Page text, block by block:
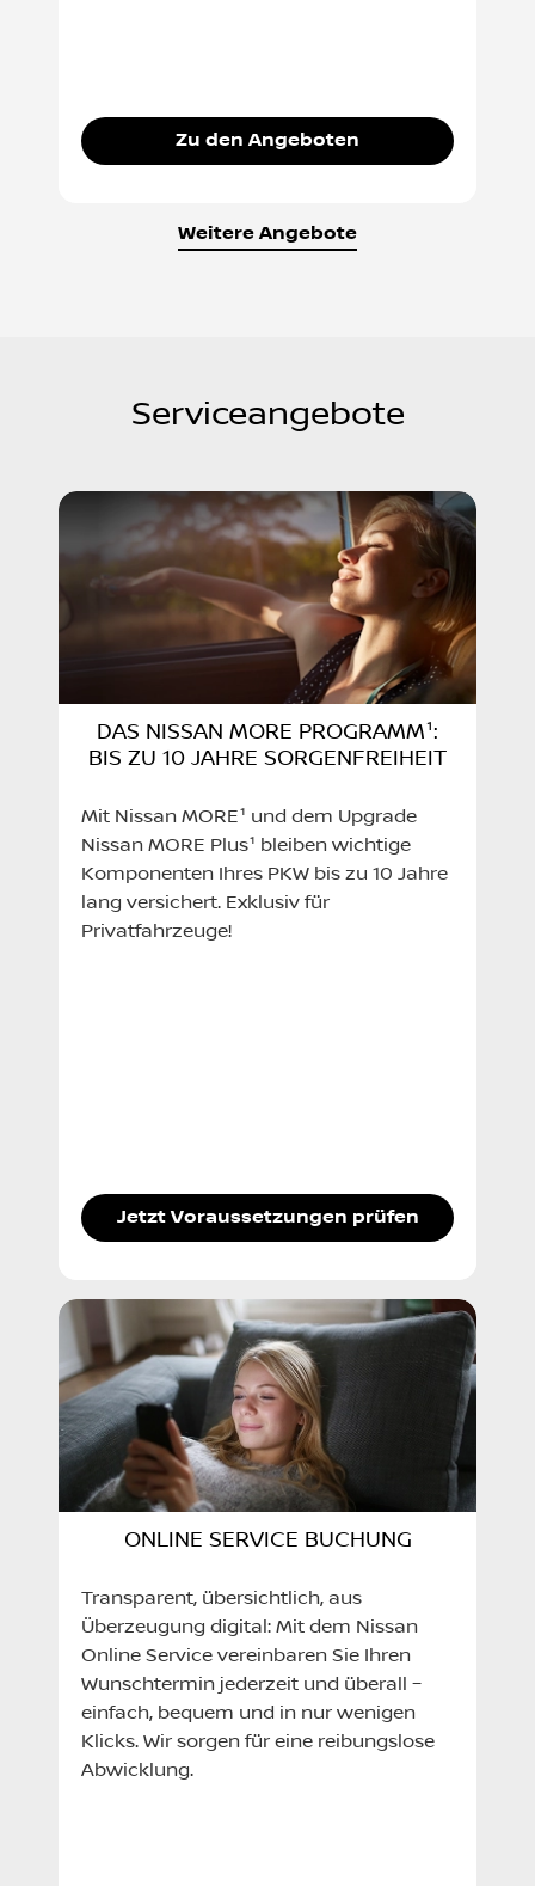
Zu den Angeboten
Weitere Angebote
Serviceangebote
DAS NISSAN MORE PROGRAMM¹:
BIS ZU 10 JAHRE SORGENFREIHEIT
Mit Nissan MORE¹ und dem Upgrade
Nissan MORE Plus¹ bleiben wichtige
Komponenten Ihres PKW bis zu 10 Jahre
lang versichert. Exklusiv für
Privatfahrzeuge!
Jetzt Voraussetzungen prüfen
ONLINE SERVICE BUCHUNG
Transparent, übersichtlich, aus
Überzeugung digital: Mit dem Nissan
Online Service vereinbaren Sie Ihren
Wunschtermin jederzeit und überall –
einfach, bequem und in nur wenigen
Klicks. Wir sorgen für eine reibungslose
Abwicklung.